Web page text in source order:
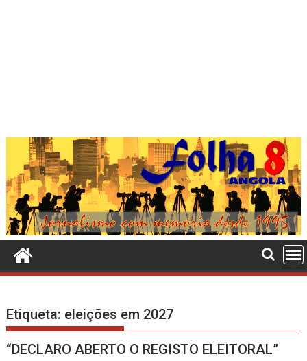
Etiqueta: eleições em 2027
“DECLARO ABERTO O REGISTO ELEITORAL”